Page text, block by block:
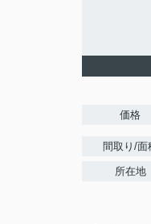
価格
間取り/面
所在地